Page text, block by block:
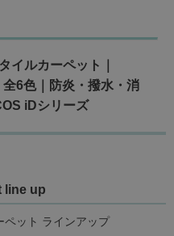
イルカーペット｜
6色｜防炎・撥水・消
iDシリーズ
line up
ペット ラインアップ